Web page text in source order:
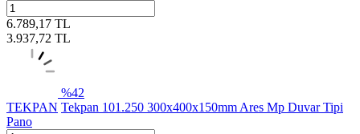
6.789,17 TL
3.937,72 TL
%42
TEKPAN Tekpan 101.250 300x400x150mm Ares Mp Duvar Tipi
Pano